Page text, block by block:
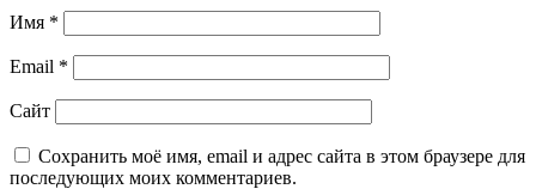
Имя *
Email *
Сайт
Сохранить моё имя, email и адрес сайта в этом браузере для
последующих моих комментариев.